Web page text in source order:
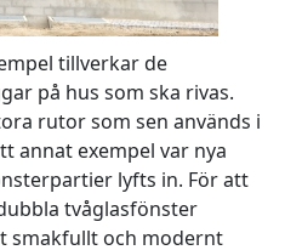
tillverkar de
på hus som ska rivas.
rutor som sen används i
annat exempel var nya
lyfts in. För att
tvåglasfönster
smakfullt och modernt